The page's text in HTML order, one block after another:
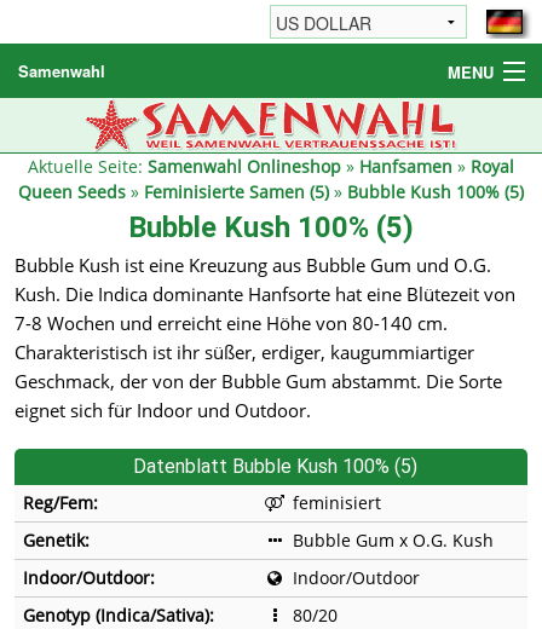
Samenwahl MENU
Hanfsamen
Weitere Produkte
Reseller
Aktuelle Seite: Samenwahl Onlineshop » Hanfsamen » Royal
Queen Seeds » Feminisierte Samen (5)» Bubble Kush 100% (5)
Bubble Kush 100% (5)
Bubble Kush ist eine Kreuzung aus Bubble Gum und O.G.
Kush. Die Indica dominante Hanfsorte hat eine Blütezeit von
7-8 Wochen und erreicht eine Höhe von 80-140 cm.
Charakteristisch ist ihr süßer, erdiger, kaugummiartiger
Geschmack, der von der Bubble Gum abstammt. Die Sorte
eignet sich für Indoor und Outdoor.
Datenblatt Bubble Kush 100% (5)
Reg/Fem:
feminisiert
Genetik:
Bubble Gum x O.G. Kush
Indoor/Outdoor:
Indoor/Outdoor
Genotyp (Indica/Sativa):
80/20